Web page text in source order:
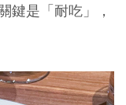
鍵是「耐吃」，